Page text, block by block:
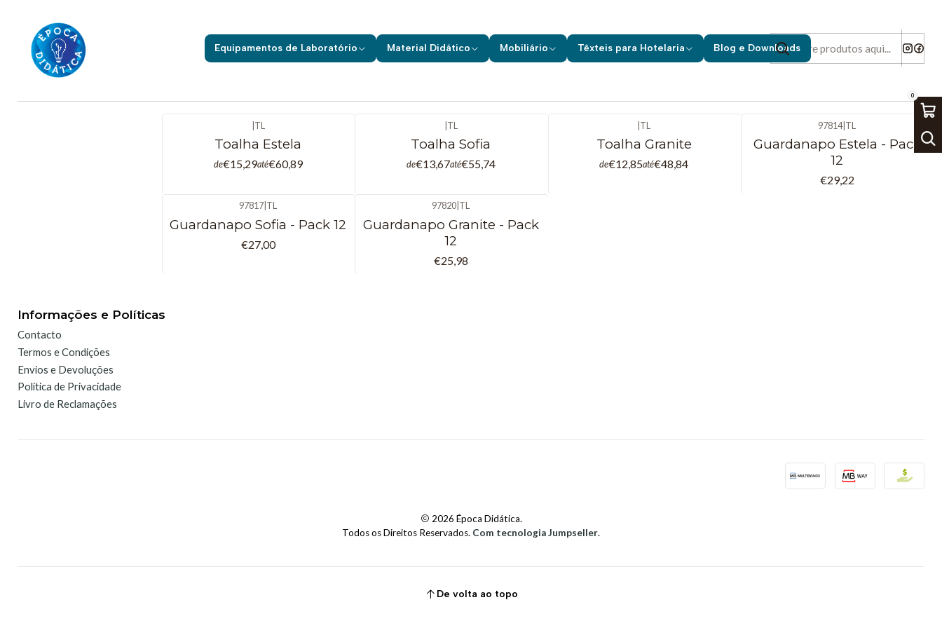
Equipamentos de Laboratório Material Didático Mobiliário Têxteis para Hotelaria Blog e Downloads
0
Sala
TL
Toalha Estela
de€15,29até€60,89
TL
Toalha Sofia
de€13,67até€55,74
TL
Toalha Granite
de€12,85até€48,84
97814| TL
Guardanapo Estela - Pack
12
€29,22
97817| TL
Guardanapo Sofia - Pack 12
€27,00
97820 TL
Guardanapo Granite - Pack
12
€25,98
Informações e Políticas
Contacto
Termos e Condições
Envios e Devoluções
Política de Privacidade
Livro de Reclamações
2026 Época Didática.
Todos os Direitos Reservados. Com tecnologia Jumpseller.
De volta ao topo